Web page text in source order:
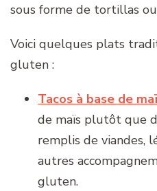
sous forme de tortillas
Voici quelques plats
gluten :
Tacos à base de
de maïs plutôt que
remplis de viandes,
autres
gluten.